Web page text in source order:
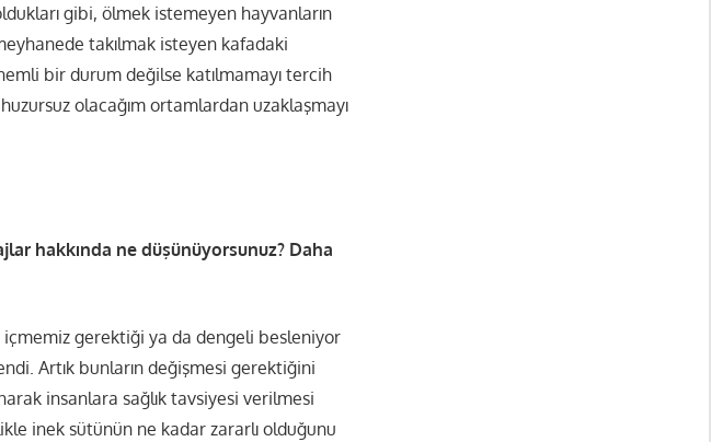
gibi, ölmek istemeyen hayvanların
takılmak isteyen kafadaki
bir durum değilse katılmamayı tercih
olacağım ortamlardan uzaklaşmayı
hakkında ne düşünüyorsunuz? Daha
içmemiz gerektiği ya da dengeli besleniyor
Artık bunların değişmesi gerektiğini
insanlara sağlık tavsiyesi verilmesi
inek sütünün ne kadar zararlı olduğunu